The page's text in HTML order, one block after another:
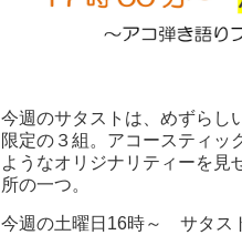
今週のサタストは、めずらし
限定の３組。アコースティッ
ようなオリジナリティーを見
所の一つ。
今週の土曜日16時～ サタス